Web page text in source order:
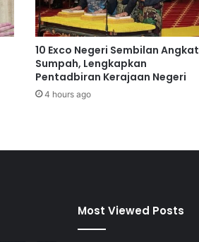
10 Exco Negeri Sembilan Angkat
Sumpah, Lengkapkan
Pentadbiran Kerajaan Negeri
4 hours ago
Most Viewed Posts